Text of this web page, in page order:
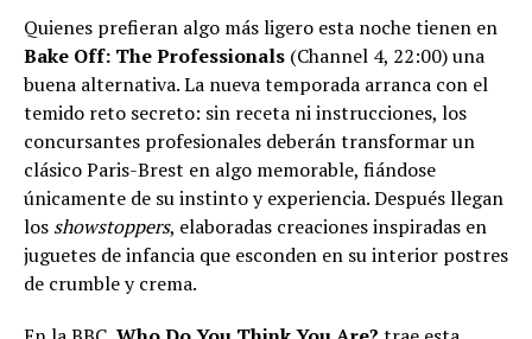
Quienes prefieran algo más ligero esta noche tienen en
Bake Off: The Professionals (Channel 4, 22:00) una
buena alternativa. La nueva temporada arranca con el
temido reto secreto: sin receta ni instrucciones, los
concursantes profesionales deberán transformar un
clásico Paris-Brest en algo memorable, fiándose
únicamente de su instinto y experiencia. Después llegan
los showstoppers, elaboradas creaciones inspiradas en
juguetes de infancia que esconden en su interior postres
de crumble y crema.